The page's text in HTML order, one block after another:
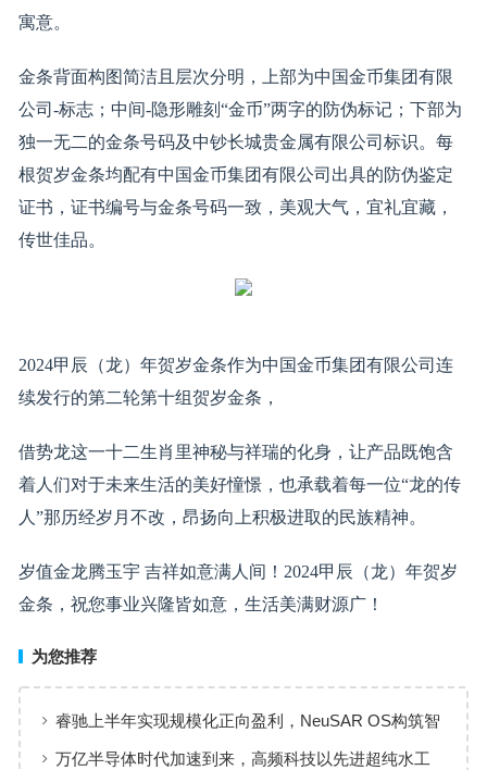
寓意。
金条背面构图简洁且层次分明，上部为中国金币集团有限
公司-标志；中间-隐形雕刻“金币”两字的防伪标记；下部为
独一无二的金条号码及中钞长城贵金属有限公司标识。每
根贺岁金条均配有中国金币集团有限公司出具的防伪鉴定
证书，证书编号与金条号码一致，美观大气，宜礼宜藏，
传世佳品。
2024甲辰（龙）年贺岁金条作为中国金币集团有限公司连
续发行的第二轮第十组贺岁金条，
借势龙这一十二生肖里神秘与祥瑞的化身，让产品既饱含
着人们对于未来生活的美好憧憬，也承载着每一位“龙的传
人”那历经岁月不改，昂扬向上积极进取的民族精神。
岁值金龙腾玉宇 吉祥如意满人间！2024甲辰（龙）年贺岁
金条，祝您事业兴隆皆如意，生活美满财源广！
为您推荐
睿驰上半年实现规模化正向盈利，NeuSAR OS构筑智
能汽车软件增长新引擎
万亿半导体时代加速到来，高频科技以先进超纯水工